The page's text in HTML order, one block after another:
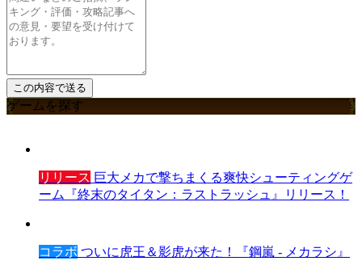
ゲームを探す
リリース 巨大メカで撃ちまくる爽快シューティングゲ
ーム『終末のタイタン：ラストラッシュ』リリース！
コラボ ついに虎王＆影虎が来た！『鋼嵐 - メカラシ』